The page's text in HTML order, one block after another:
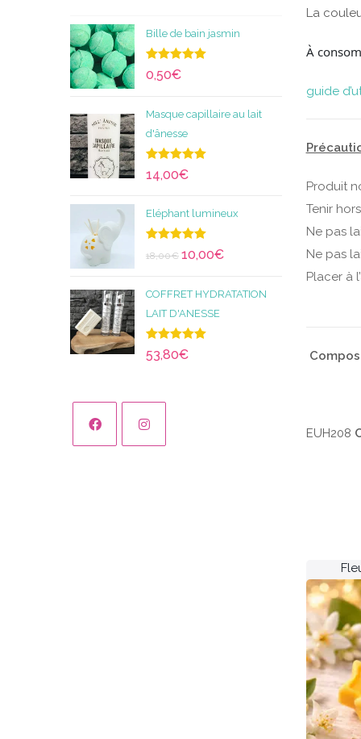
La
À
guide
Produit
Tenir
Ne pas
Ne pas
Placer à
EUH208
Bille de bain jasmin
Note5.00
sur 5
0,50€
Masque capillaire au lait
d'ânesse
Note5.00
sur 5
14,00€
Eléphant lumineux
Note
5.00
sur 5
18,00€ 10,00€
COFFRET HYDRATATION
LAIT D'ANESSE
Note 5.00
sur 5
53,80€